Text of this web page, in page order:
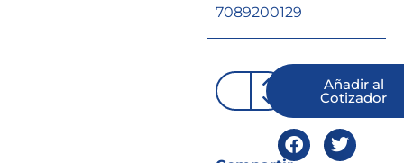
7089200129
Añadir al
Cotizador